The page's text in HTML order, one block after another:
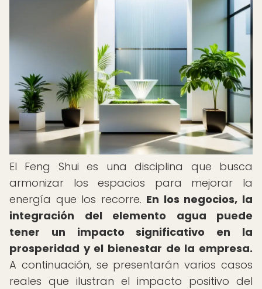
El Feng Shui es una disciplina que busca
armonizar los espacios para mejorar la
energía que los recorre. En los negocios, la
integración del elemento agua puede
tener un impacto significativo en la
prosperidad y el bienestar de la empresa.
A continuación, se presentarán varios casos
reales que ilustran el impacto positivo del